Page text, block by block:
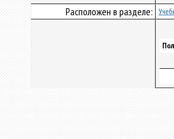
Расположен в разделе: